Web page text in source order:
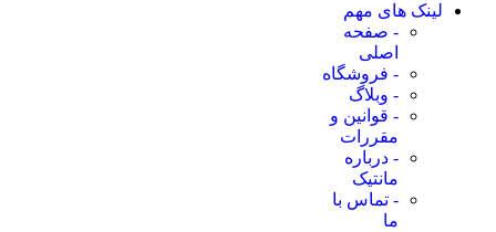
لینک های مهم
- صفحه
اصلی
- فروشگاه
- وبلاگ
- قوانین و
مقررات
- درباره
مانتیک
- تماس با
ما